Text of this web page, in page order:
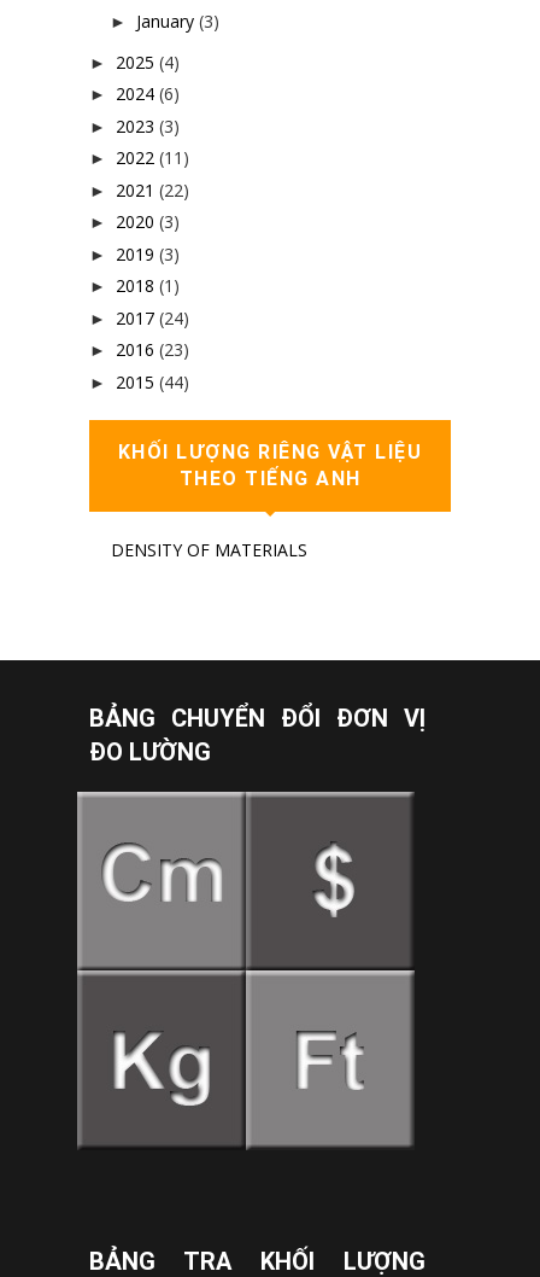
► January (3)
► 2025 (4)
► 2024 (6)
► 2023 (3)
► 2022 (11)
► 2021 (22)
► 2020 (3)
► 2019 (3)
► 2018 (1)
► 2017 (24)
► 2016 (23)
► 2015 (44)
KHỐI LƯỢNG RIÊNG VẬT LIỆU
THEO TIẾNG ANH
DENSITY OF MATERIALS
BẢNG CHUYỂN ĐỔI ĐƠN VỊ
ĐO LƯỜNG
BẢNG TRA KHỐI LƯỢNG